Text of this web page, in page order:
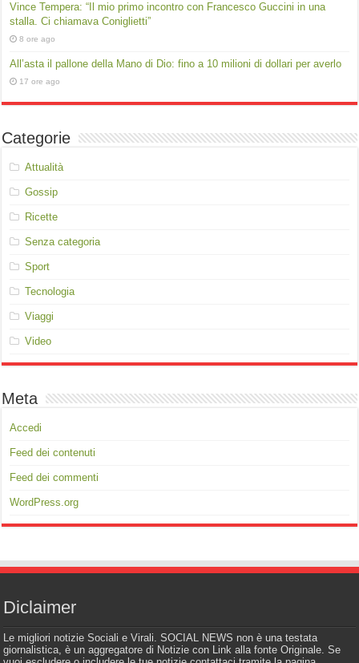
Vince Tempera: “Il mio primo incontro con Francesco Guccini in una
stalla. Ci chiamava Coniglietti”
8 ore ago
All’asta il pallone della Mano di Dio: fino a 10 milioni di dollari per averlo
17 ore ago
Categorie
Attualità
Gossip
Ricette
Senza categoria
Sport
Tecnologia
Viaggi
Video
Meta
Accedi
Feed dei contenuti
Feed dei commenti
WordPress.org
Diclaimer
Le migliori notizie Sociali e Virali. SOCIAL NEWS non è una testata
giornalistica, è un aggregatore di Notizie con Link alla fonte Originale. Se